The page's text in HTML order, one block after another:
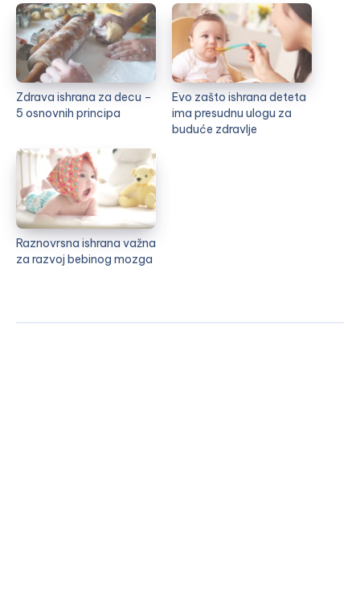
Zdrava ishrana za decu –
5 osnovnih principa
Evo zašto ishrana deteta
ima presudnu ulogu za
buduće zdravlje
Raznovrsna ishrana važna
za razvoj bebinog mozga